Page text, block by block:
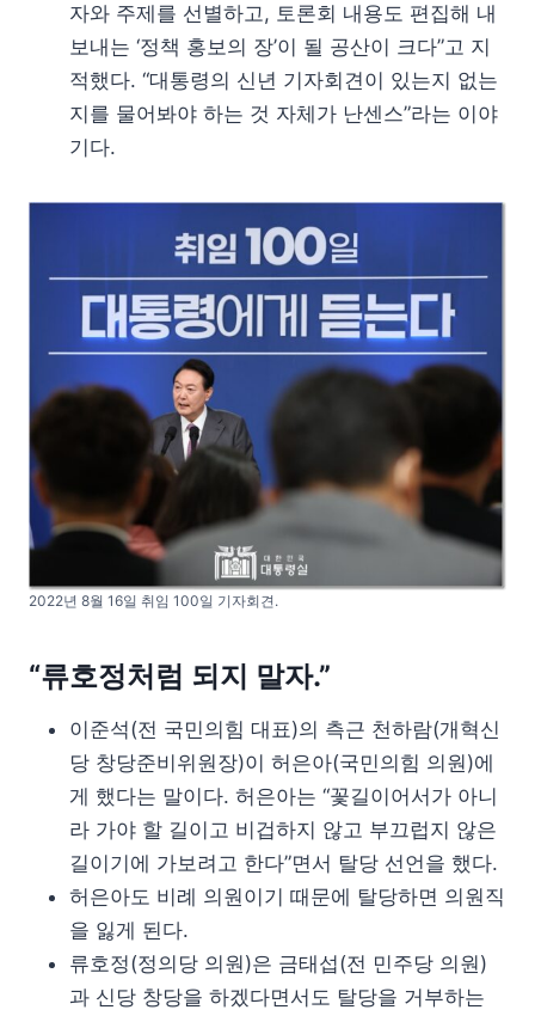
자와 주제를 선별하고, 토론회 내용도 편집해 내
보내는 ‘정책 홍보의 장’이 될 공산이 크다”고 지
적했다. “대통령의 신년 기자회견이 있는지 없는
지를 물어봐야 하는 것 자체가 난센스”라는 이야
기다.
2022년 8월 16일 취임 100일 기자회견.
“류호정처럼 되지 말자.”
이준석(전 국민의힘 대표)의 측근 천하람(개혁신
당 창당준비위원장)이 허은아(국민의힘 의원)에
게 했다는 말이다. 허은아는 “꽃길이어서가 아니
라 가야 할 길이고 비겁하지 않고 부끄럽지 않은
길이기에 가보려고 한다”면서 탈당 선언을 했다.
허은아도 비례 의원이기 때문에 탈당하면 의원직
을 잃게 된다.
류호정(정의당 의원)은 금태섭(전 민주당 의원)
과 신당 창당을 하겠다면서도 탈당을 거부하는